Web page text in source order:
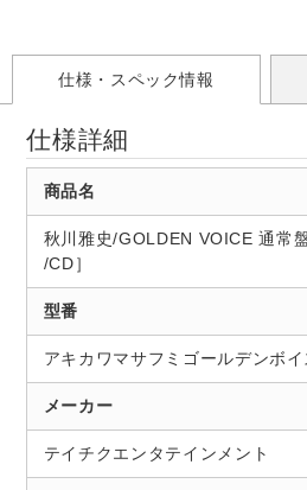
仕様・スペック情報
仕様詳細
商品名
秋川雅史/GOLDEN VOICE 通常
/CD］
型番
アキカワマサフミゴールデンボイ
メーカー
テイチクエンタテインメント